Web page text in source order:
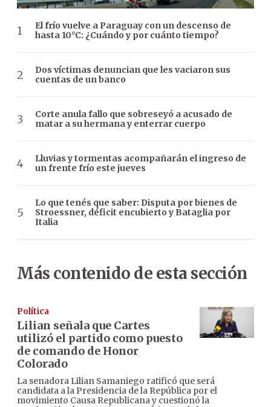
El frío vuelve a Paraguay con un descenso de
hasta 10°C: ¿Cuándo y por cuánto tiempo?
Dos víctimas denuncian que les vaciaron sus
cuentas de un banco
Corte anula fallo que sobreseyó a acusado de
matar a su hermana y enterrar cuerpo
Lluvias y tormentas acompañarán el ingreso de
un frente frío este jueves
Lo que tenés que saber: Disputa por bienes de
Stroessner, déficit encubierto y Bataglia por
Italia
Más contenido de esta sección
Política
Lilian señala que Cartes
utilizó el partido como puesto
de comando de Honor
Colorado
La senadora Lilian Samaniego ratificó que será
candidata a la Presidencia de la República por el
movimiento Causa Republicana y cuestionó la